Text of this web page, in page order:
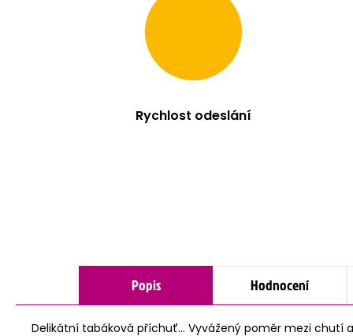
Rychlost odeslání
Popis Hodnocení
Delikátní tabáková příchuť... Vyvážený poměr mezi